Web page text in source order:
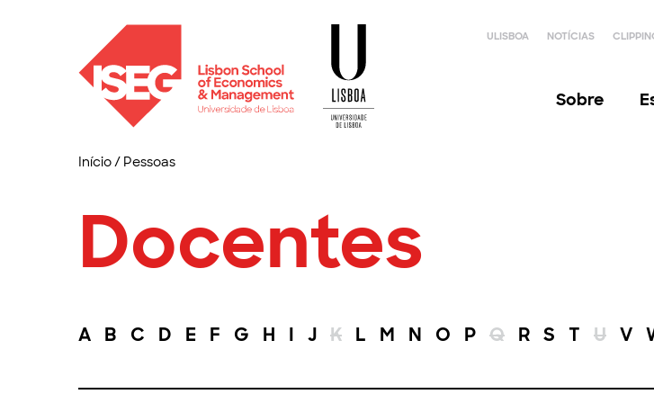
ULISBOA NOTÍCIAS
Sobre
Início/ Pessoas
Docentes
A B C D E F G H I J K L M N O P Q R S T U V